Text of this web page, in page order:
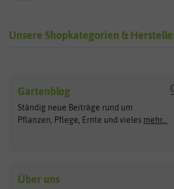
Unsere Shopkategorien &
Exotische Samen
Gemüsesamen
Gründünger
Kräutersamen
Arche Noah
ASB Greenworld
Benary
COMPO
Gartenblog
Ständig neue Beiträge rund um
Pflanzen, Pflege, Ernte und vieles mehr...
Über uns